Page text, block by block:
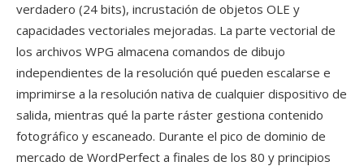
verdadero (24 bits), incrustación de objetos OLE y
capacidades vectoriales mejoradas. La parte vectorial de
los archivos WPG almacena comandos de dibujo
independientes de la resolución qué pueden escalarse e
imprimirse a la resolución nativa de cualquier dispositivo de
salida, mientras qué la parte ráster gestiona contenido
fotográfico y escaneado. Durante el pico de dominio de
mercado de WordPerfect a finales de los 80 y principios